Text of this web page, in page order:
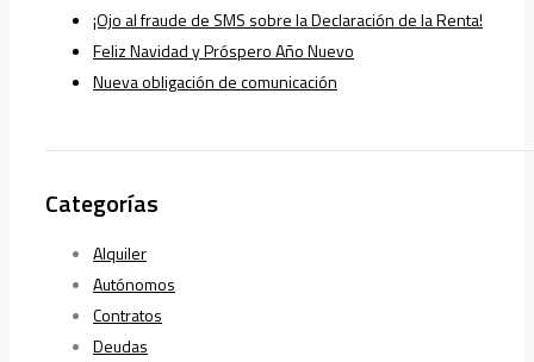
¡Ojo al fraude de SMS sobre la Declaración de la Renta!
Feliz Navidad y Próspero Año Nuevo
Nueva obligación de comunicación
Categorías
Alquiler
Autónomos
Contratos
Deudas